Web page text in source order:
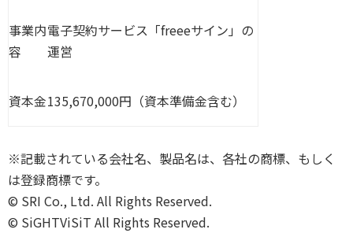
事業内
容
電子契約サービス「freeeサイン」の
運営
資本金135,670,000円（資本準備金含む）
※記載されている会社名、製品名は、各社の商標、もしく
は登録商標です。
© SRI Co., Ltd. All Rights Reserved.
© SiGHTViSiT All Rights Reserved.